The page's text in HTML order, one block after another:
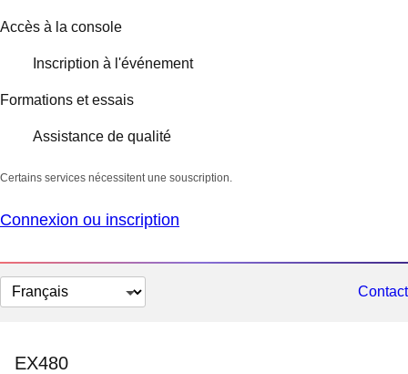
Accès à la console
Inscription à l'événement
Formations et essais
Assistance de qualité
Certains services nécessitent une souscription.
Connexion ou inscription
Changer
la
Contact
EX480